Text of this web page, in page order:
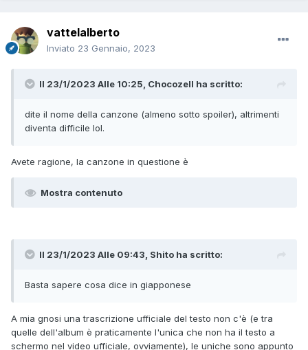
vattelalberto
Inviato 23 Gennaio, 2023
Il 23/1/2023 Alle 10:25, Chocozell ha scritto:
dite il nome della canzone (almeno sotto spoiler), altrimenti
diventa difficile lol.
Avete ragione, la canzone in questione è
Mostra contenuto
Il 23/1/2023 Alle 09:43, Shito ha scritto:
Basta sapere cosa dice in giapponese
A mia gnosi una trascrizione ufficiale del testo non c'è (e tra
quelle dell'album è praticamente l'unica che non ha il testo a
schermo nel video ufficiale, ovviamente), le uniche sono appunto